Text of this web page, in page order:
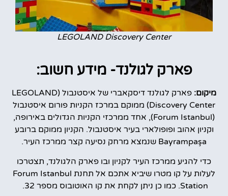
LEGOLAND Discovery Center
פארק לגולנד- מידע חשוב:
מיקום:
פארק לגולנד דיסקאברי של איסטנבול (LEGOLAND
Discovery Center) ממוקם במרכז הקניות פורום איסטנבול
(Forum Istanbul), אחד ממרכזי הקניות הגדולים באירופה,
וקניון אהוב ופופולארי בעיר איסטנבול. הקניון ממוקם ברובע
Bayrampaşa שנמצא מרחק נסיעה קצר ממרכז העיר.
כדי להגיע ממרכז העיר לקניון ובו פארק הלגולנד, תצטרכו
לעלות על קו מטרו שיביא אתכם אל תחנת Forum Istanbul
Station. כמו כן ניתן לקחת את קו האוטובוס מספר 32.